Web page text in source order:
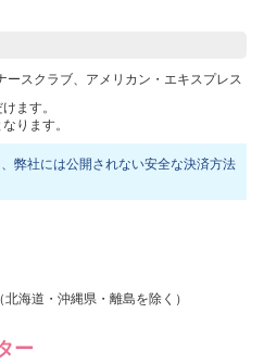
ます。
ります。
弊社には公開されない安全な決済方法
海道・沖縄県・離島を除く）
ー